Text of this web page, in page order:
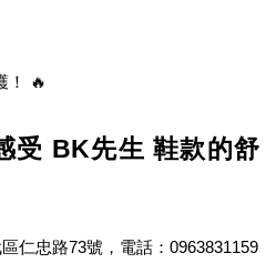
！ 🔥
BK先生 鞋款的舒
仁忠路73號，電話：0963831159